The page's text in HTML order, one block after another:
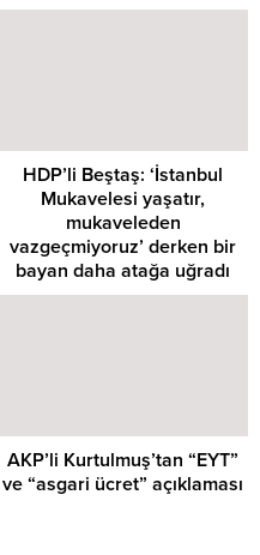
HDP’li Beştaş: ‘İstanbul
Mukavelesi yaşatır,
mukaveleden
vazgeçmiyoruz’ derken bir
bayan daha atağa uğradı
AKP’li Kurtulmuş’tan “EYT”
ve “asgari ücret” açıklaması